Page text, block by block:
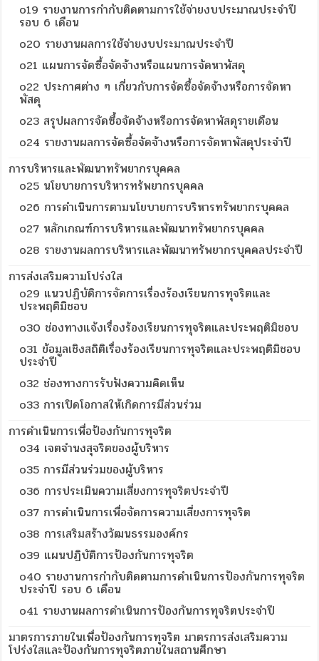
o19 รายงานการกำกับติดตามการใช้จ่ายงบประมาณประจำปี
รอบ 6 เดือน
o20 รายงานผลการใช้จ่ายงบประมาณประจำปี
o21 แผนการจัดซื้อจัดจ้างหรือแผนการจัดหาพัสดุ
o22 ประกาศต่าง ๆ เกี่ยวกับการจัดซื้อจัดจ้างหรือการจัดหา
พัสดุ
o23 สรุปผลการจัดซื้อจัดจ้างหรือการจัดหาพัสดุรายเดือน
o24 รายงานผลการจัดซื้อจัดจ้างหรือการจัดหาพัสดุประจำปี
การบริหารและพัฒนาทรัพยากรบุคคล
o25 นโยบายการบริหารทรัพยากรบุคคล
o26 การดำเนินการตามนโยบายการบริหารทรัพยากรบุคคล
o27 หลักเกณฑ์การบริหารและพัฒนาทรัพยากรบุคคล
o28 รายงานผลการบริหารและพัฒนาทรัพยากรบุคคลประจำปี
การส่งเสริมความโปร่งใส
o29 แนวปฏิบัติการจัดการเรื่องร้องเรียนการทุจริตและ
ประพฤติมิชอบ
o30 ช่องทางแจ้งเรื่องร้องเรียนการทุจริตและประพฤติมิชอบ
o31 ข้อมูลเชิงสถิติเรื่องร้องเรียนการทุจริตและประพฤติมิชอบ
ประจำปี
o32 ช่องทางการรับฟังความคิดเห็น
o33 การเปิดโอกาสให้เกิดการมีส่วนร่วม
การดำเนินการเพื่อป้องกันการทุจริต
o34 เจตจำนงสุจริตของผู้บริหาร
o35 การมีส่วนร่วมของผู้บริหาร
o36 การประเมินความเสี่ยงการทุจริตประจำปี
o37 การดำเนินการเพื่อจัดการความเสี่ยงการทุจริต
o38 การเสริมสร้างวัฒนธรรมองค์กร
o39 แผนปฏิบัติการป้องกันการทุจริต
o40 รายงานการกำกับติดตามการดำเนินการป้องกันการทุจริต
ประจำปี รอบ 6 เดือน
o41 รายงานผลการดำเนินการป้องกันการทุจริตประจำปี
มาตรการภายในเพื่อป้องกันการทุจริต มาตรการส่งเสริมความ
โปร่งใสและป้องกันการทุจริตภายในสถานศึกษา